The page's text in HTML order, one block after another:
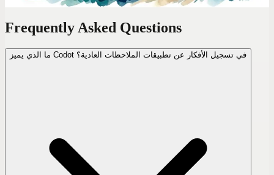
Frequently Asked Questions
ما الذي يميز Codot في تسجيل الأفكار عن تطبيقات الملاحظات العادية؟